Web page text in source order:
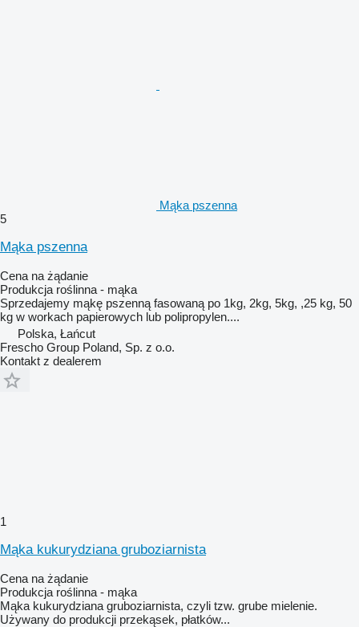
Mąka pszenna
5
Mąka pszenna
Cena na żądanie
Produkcja roślinna - mąka
Sprzedajemy mąkę pszenną fasowaną po 1kg, 2kg, 5kg, ,25 kg, 50
kg w workach papierowych lub polipropylen....
Polska, Łańcut
Frescho Group Poland, Sp. z o.o.
Kontakt z dealerem
1
Mąka kukurydziana gruboziarnista
Cena na żądanie
Produkcja roślinna - mąka
Mąka kukurydziana gruboziarnista, czyli tzw. grube mielenie.
Używany do produkcji przekąsek, płatków...